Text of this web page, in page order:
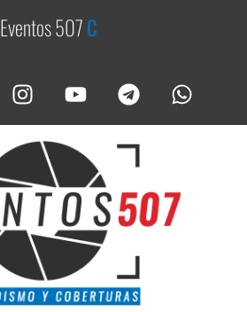
Eventos 507Cob